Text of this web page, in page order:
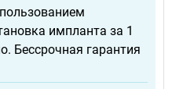
импланта за 1
Бессрочная гарантия